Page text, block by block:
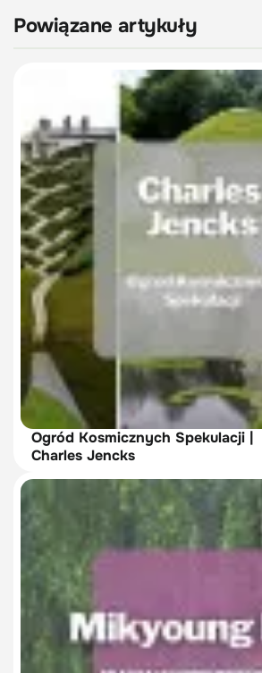
Powiązane artykuły
Ogród Kosmicznych Spekulacji |
Charles Jencks